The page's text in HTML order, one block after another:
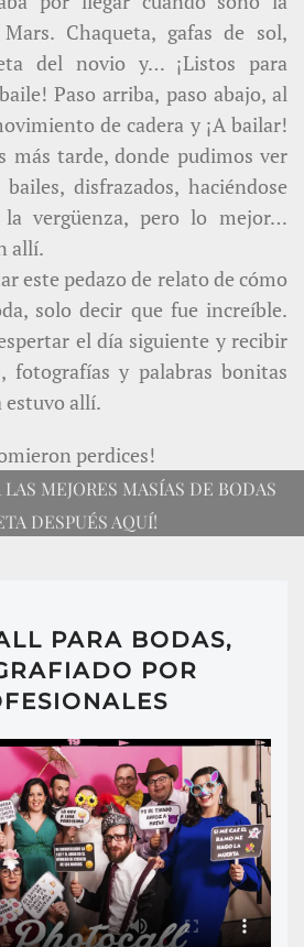
Chaqueta, gafas de sol,
del novio y… ¡Listos para
Paso arriba, paso abajo, al
de cadera y ¡A bailar!
más tarde, donde pudimos ver
disfrazados, haciéndose
vergüenza, pero lo mejor…
allí.
este pedazo de relato de cómo
solo decir que fue increíble.
el día siguiente y recibir
fotografías y palabras bonitas
estuvo allí.
perdices!
MEJORES MASÍAS DE BODAS
DESPUÉS AQUÍ!
PARA BODAS,
POR